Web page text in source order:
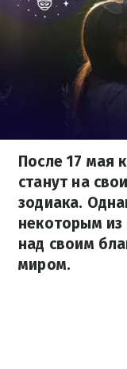
После 17 мая
станут на
зодиака.
некоторым из
над своим
миром.